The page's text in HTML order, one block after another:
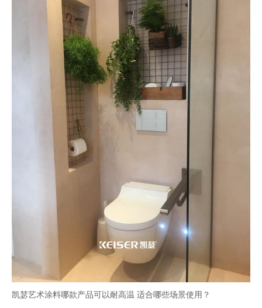
凯瑟艺术涂料哪款产品可以耐高温 适合哪些场景使用？